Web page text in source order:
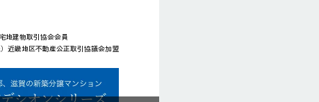
地建物取引協会会員
近畿地区不動産公正取引協議会加盟